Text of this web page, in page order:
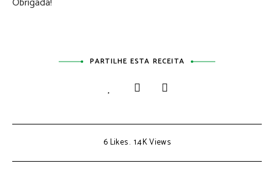
PARTILHE ESTA RECEITA
6Likes 1.4KViews